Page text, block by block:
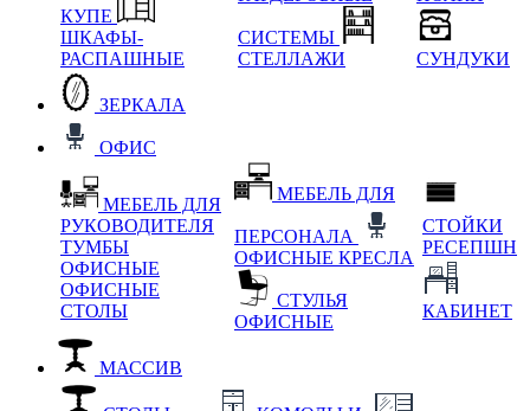
КУПЕ
ШКАФЫ-
РАСПАШНЫЕ
СИСТЕМЫ
СТЕЛЛАЖИ
СУНДУКИ
ЗЕРКАЛА
ОФИС
МЕБЕЛЬ ДЛЯ
РУКОВОДИТЕЛЯ
ТУМБЫ
ОФИСНЫЕ
ОФИСНЫЕ
СТОЛЫ
МЕБЕЛЬ ДЛЯ
ПЕРСОНАЛА
ОФИСНЫЕ КРЕСЛА
СТУЛЬЯ
ОФИСНЫЕ
СТОЙКИ
РЕСЕПШН
КАБИНЕТ
МАССИВ